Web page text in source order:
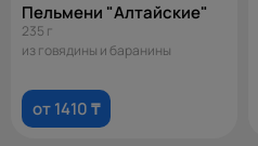
Пельмени "Алтайские"
235 г
из говядины и баранины
от 1410 ₸